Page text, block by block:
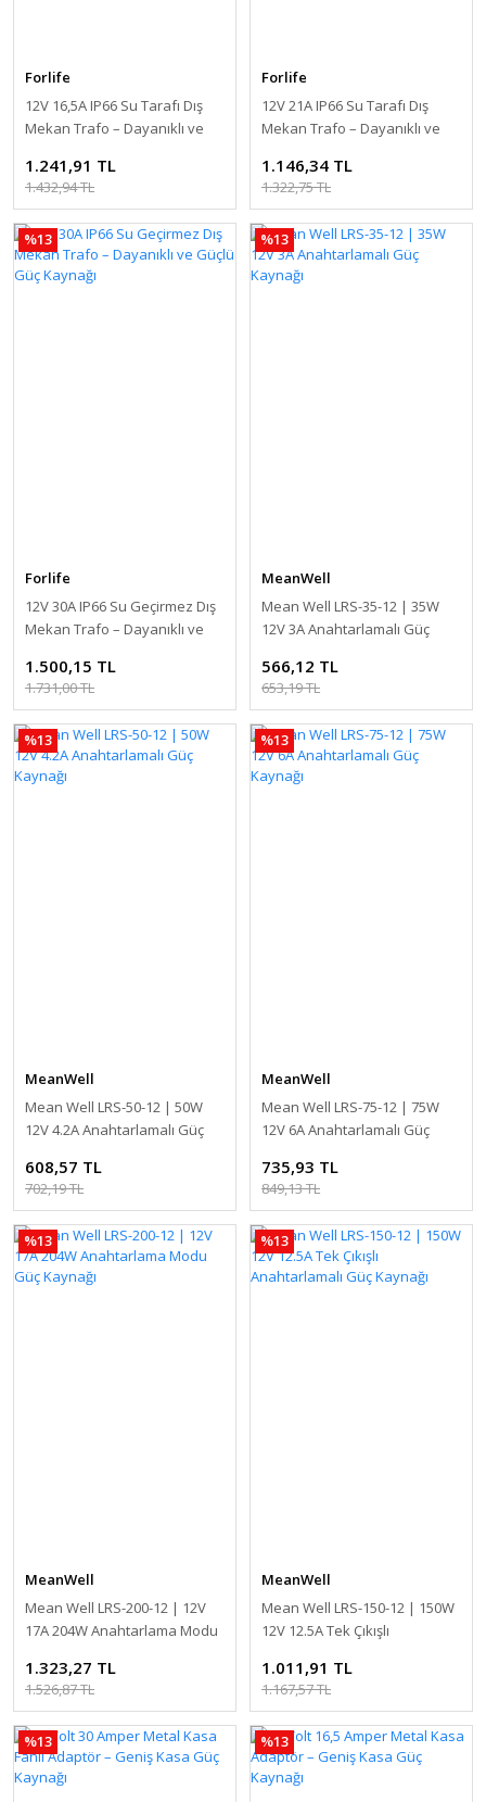
Forlife
12V 16,5A IP66 Su Tarafı Dış
Mekan Trafo – Dayanıklı ve
1.241,91 TL
1.432,94 TL
Forlife
12V 21A IP66 Su Tarafı Dış
Mekan Trafo – Dayanıklı ve
1.146,34 TL
1.322,75 TL
%13
Forlife
12V 30A IP66 Su Geçirmez Dış
Mekan Trafo – Dayanıklı ve
1.500,15 TL
1.731,00 TL
%13
MeanWell
Mean Well LRS-35-12 | 35W
12V 3A Anahtarlamalı Güç
566,12 TL
653,19 TL
%13
MeanWell
Mean Well LRS-50-12 | 50W
12V 4.2A Anahtarlamalı Güç
608,57 TL
702,19 TL
%13
MeanWell
Mean Well LRS-75-12 | 75W
12V 6A Anahtarlamalı Güç
735,93 TL
849,13 TL
%13
MeanWell
Mean Well LRS-200-12 | 12V
17A 204W Anahtarlama Modu
1.323,27 TL
1.526,87 TL
%13
MeanWell
Mean Well LRS-150-12 | 150W
12V 12.5A Tek Çıkışlı
1.011,91 TL
1.167,57 TL
%13 %13